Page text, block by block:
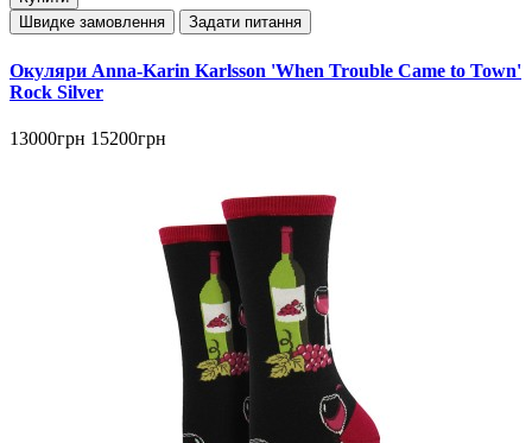
Швидке замовлення
Задати питання
Окуляри Anna-Karin Karlsson 'When Trouble Came to Town'
Rock Silver
13000грн 15200грн